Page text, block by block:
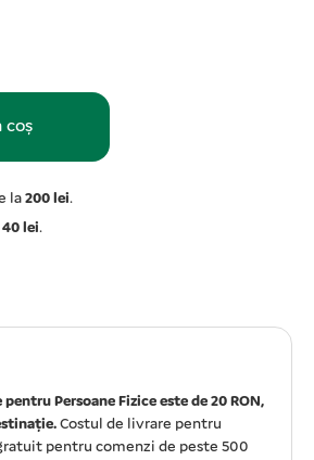
coș
la 200 lei.
40 lei.
Persoane Fizice este de 20 RON,
Costul de livrare pentru
pentru comenzi de peste 500